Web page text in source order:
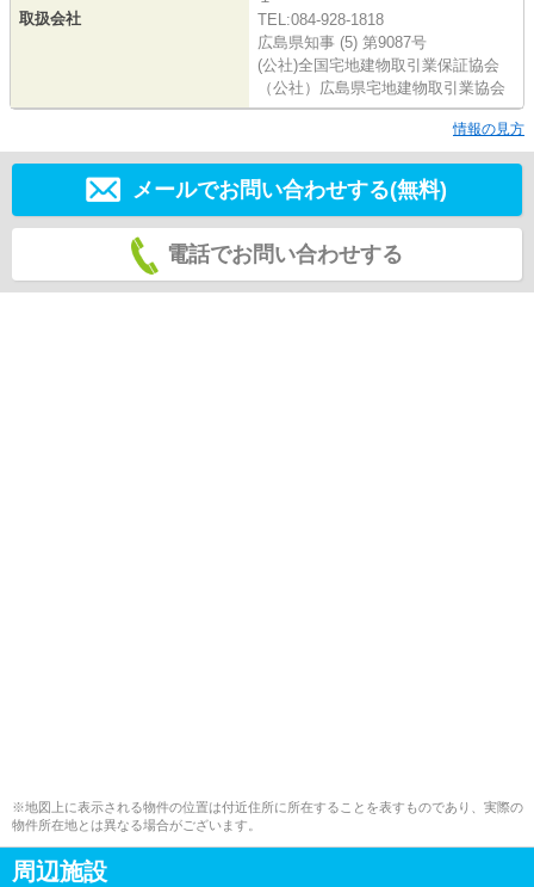
取扱会社
TEL:084-928-1818
広島県知事 (5) 第9087号
(公社)全国宅地建物取引業保証協会
（公社）広島県宅地建物取引業協会
情報の見方
メールでお問い合わせする(無料)
電話でお問い合わせする
※地図上に表示される物件の位置は付近住所に所在することを表すものであり、実際の
物件所在地とは異なる場合がございます。
周辺施設